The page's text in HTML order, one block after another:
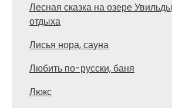
Лесная сказка на озере
отдыха
Лисья нора, сауна
Любить по-русски, баня
Люкс